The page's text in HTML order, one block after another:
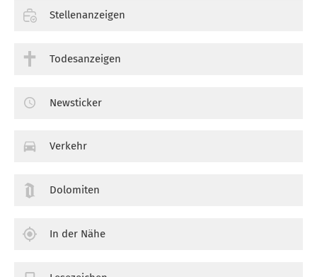
Stellenanzeigen
Todesanzeigen
Newsticker
Verkehr
Dolomiten
In der Nähe